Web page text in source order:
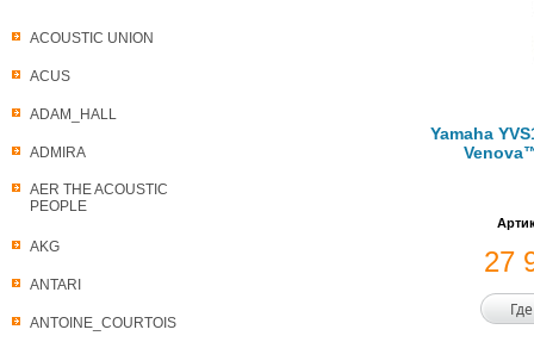
ACOUSTIC UNION
ACUS
ADAM_HALL
ADMIRA
AER THE ACOUSTIC
PEOPLE
AKG
ANTARI
ANTOINE_COURTOIS
Yamaha
27